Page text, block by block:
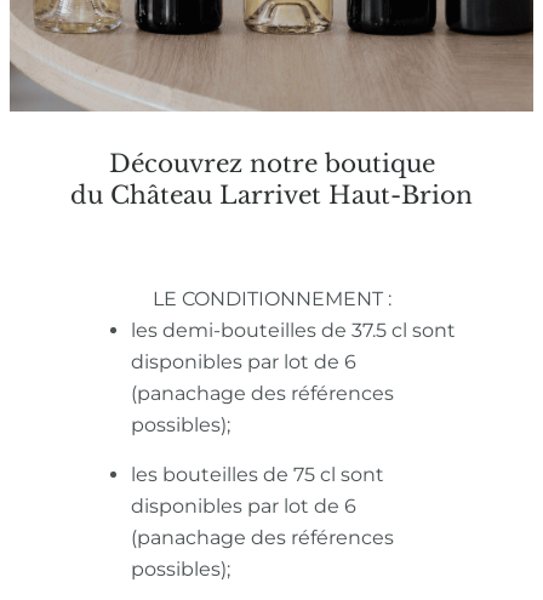
Découvrez notre boutique
du Château Larrivet Haut-Brion
LE CONDITIONNEMENT :
les demi-bouteilles de 37.5 cl sont
disponibles par lot de 6
(panachage des références
possibles);
les bouteilles de 75 cl sont
disponibles par lot de 6
(panachage des références
possibles);